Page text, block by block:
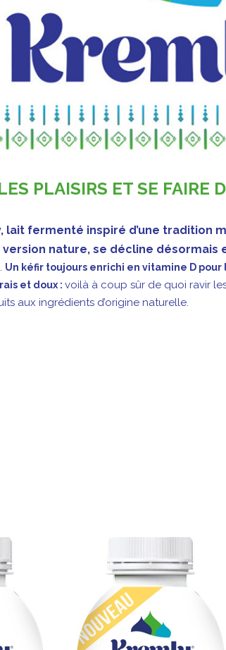
PLAISIRS ET SE FAIRE
lait fermenté inspiré d’une tradition
nature, se décline désormais
Un kéfir toujours enrichi en vitamine D
et doux : voilà à coup sûr de quoi ravir
aux ingrédients d’origine naturelle.